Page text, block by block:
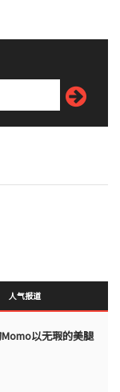
人气报道
以无瑕的美腿